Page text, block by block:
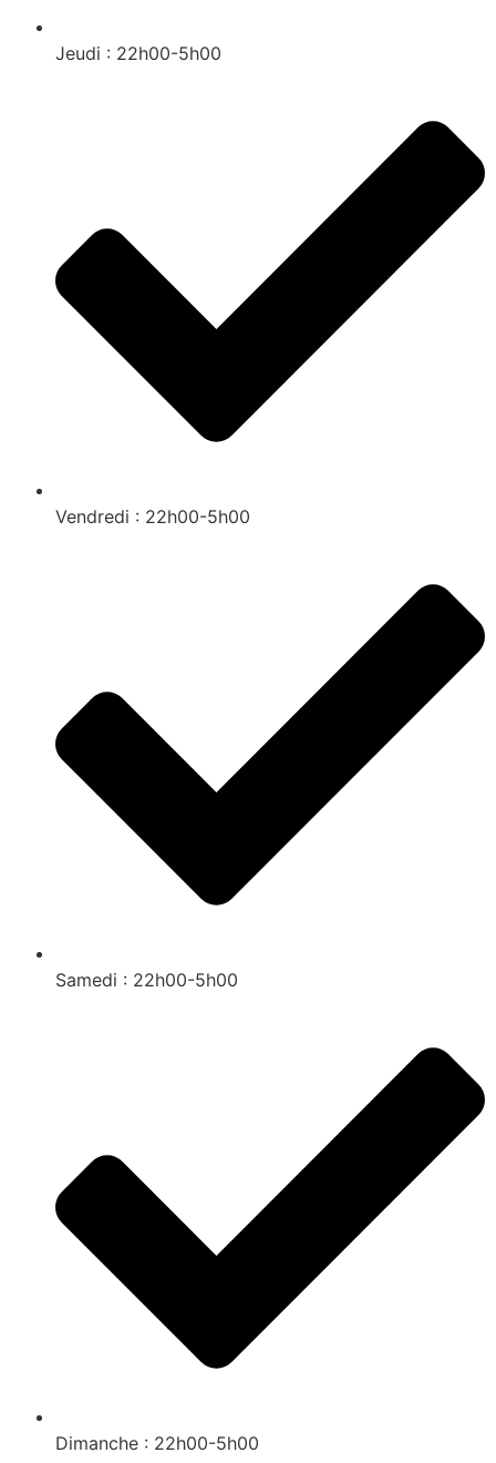
Jeudi : 22h00-5h00
Vendredi : 22h00-5h00
Samedi : 22h00-5h00
Dimanche : 22h00-5h00